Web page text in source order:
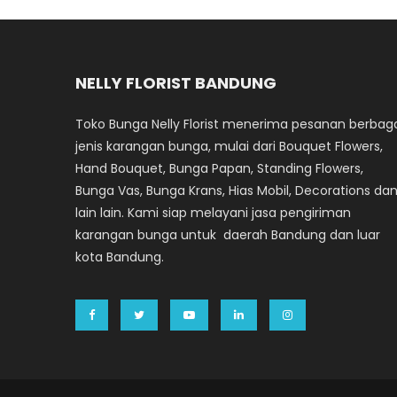
NELLY FLORIST BANDUNG
Toko Bunga Nelly Florist menerima pesanan
jenis karangan bunga, mulai dari Bouquet Flowers,
Hand Bouquet, Bunga Papan, Standing Flowers,
Bunga Vas, Bunga Krans, Hias Mobil, Decorations dan
lain lain. Kami siap melayani jasa pengiriman
karangan bunga untuk daerah Bandung dan luar
kota Bandung.